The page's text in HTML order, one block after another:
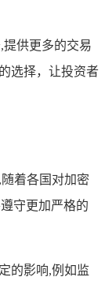
供更多的交易
选择，让投资者
着各国对加密
守更加严格的
的影响,例如监